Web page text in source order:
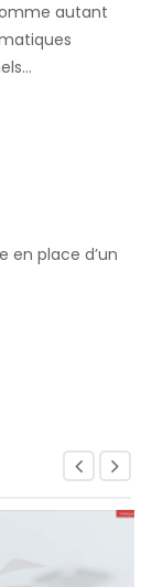
autant
en place d’un